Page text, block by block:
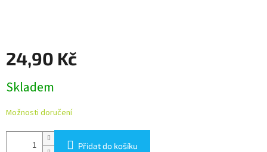
24,90 Kč
cena:
Skladem
Možnosti doručení
Přidat do košíku